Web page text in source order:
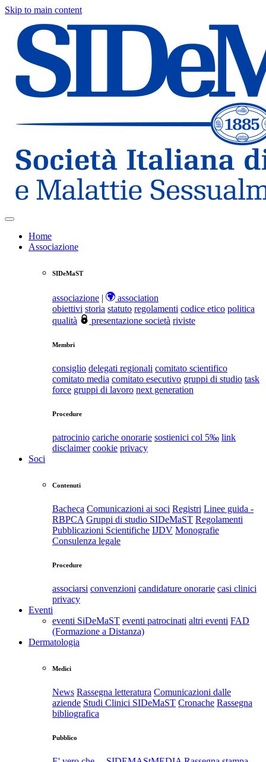
Skip to main content
Home
Associazione
SIDeMaST
associazione |
association
obiettivi storia statuto regolamenti codice etico politica
qualità
presentazione società riviste
Membri
consiglio delegati regionali comitato scientifico
comitato media comitato esecutivo gruppi di studio task
force gruppi di lavoro next generation
Procedure
patrocinio cariche onorarie sostienici col 5‰ link
disclaimer cookie privacy
Soci
Contenuti
Bacheca Comunicazioni ai soci Registri Linee guida -
RBPCA Gruppi di studio SIDeMaST Regolamenti
Pubblicazioni Scientifiche IJDV Monografie
Consulenza legale
Procedure
associarsi convenzioni candidature onorarie casi clinici
privacy
Eventi
eventi SiDeMaST eventi patrocinati altri eventi FAD
(Formazione a Distanza)
Dermatologia
Medici
News Rassegna letteratura Comunicazioni dalle
aziende Studi Clinici SIDeMaST Cronache Rassegna
bibliografica
Pubblico